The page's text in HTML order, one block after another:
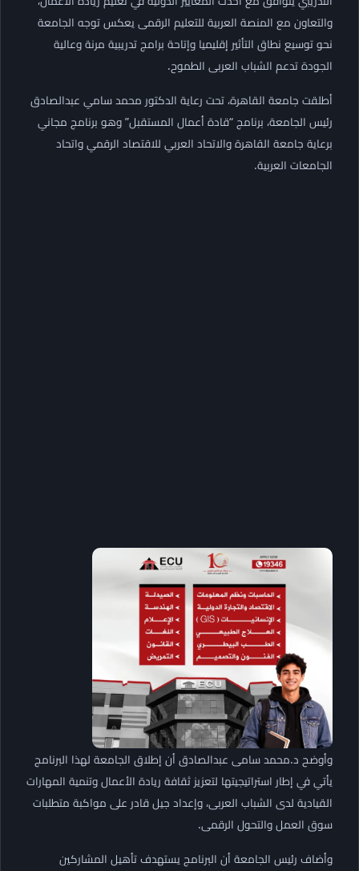
والتعاون مع المنصة العربية للتعليم الرقمى يعكس توجه الجامعة
نحو توسيع نطاق التأثير إقليميا وإتاحة برامج تدريبية مرنة وعالية
الجودة تدعم الشباب العربى الطموح.
أطلقت جامعة القاهرة، تحت رعاية الدكتور محمد سامي عبدالصادق
رئيس الجامعة، برنامج “قادة أعمال المستقبل” وهو برنامج مجاني
برعاية جامعة القاهرة والاتحاد العربي للاقتصاد الرقمي واتحاد
الجامعات العربية.
وأوضح د.محمد سامى عبدالصادق أن إطلاق الجامعة لهذا البرنامج
يأتي في إطار استراتيجيتها لتعزيز ثقافة ريادة الأعمال وتنمية المهارات
القيادية لدى الشباب العربى، وإعداد جيل قادر على مواكبة متطلبات
سوق العمل والتحول الرقمى.
وأضاف رئيس الجامعة أن البرنامج يستهدف تأهيل المشاركين